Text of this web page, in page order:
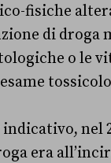
fisiche
di droga
o le
nel
era